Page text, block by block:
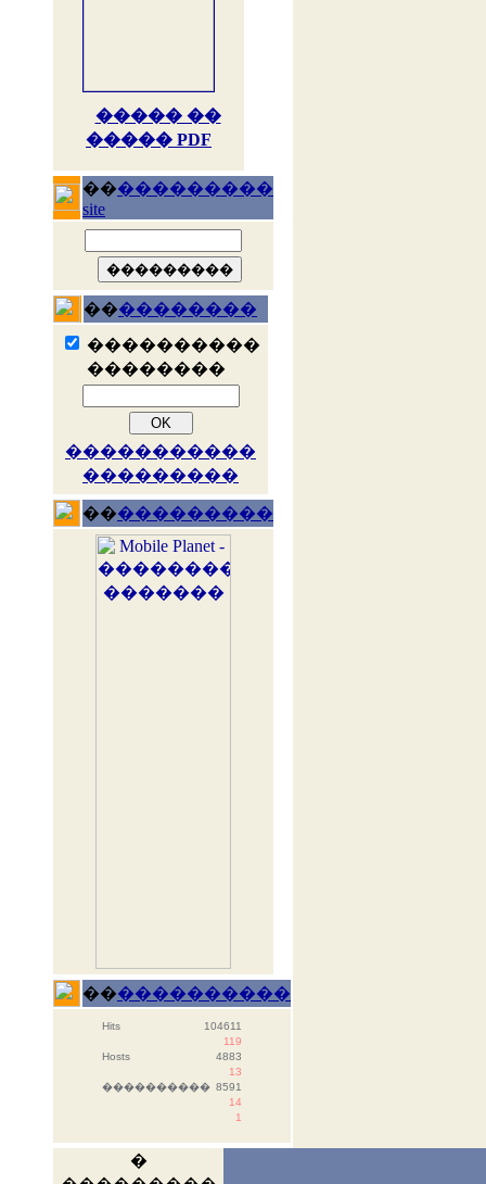
����� ��
����� PDF
�����������
site
����������
����������
��������
�����������
���������
�����������
������������
Hits
104611
119
Hosts
4883
13
���������� 8591
14
1
�